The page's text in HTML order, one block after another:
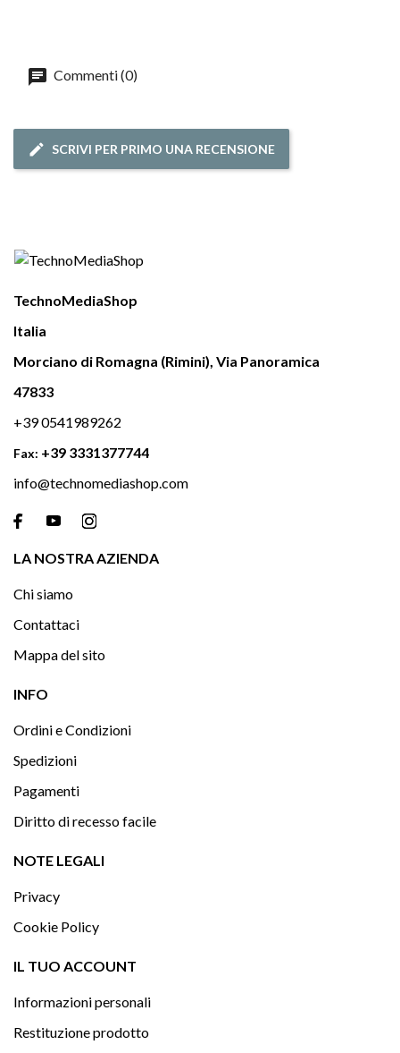
Commenti (0)
SCRIVI PER PRIMO UNA RECENSIONE
TechnoMediaShop
Italia
Morciano di Romagna (Rimini), Via Panoramica
47833
+39 0541989262
Fax: +39 3331377744
info@technomediashop.com
LA NOSTRA AZIENDA
Chi siamo
Contattaci
Mappa del sito
INFO
Ordini e Condizioni
Spedizioni
Pagamenti
Diritto di recesso facile
NOTE LEGALI
Privacy
Cookie Policy
IL TUO ACCOUNT
Informazioni personali
Restituzione prodotto